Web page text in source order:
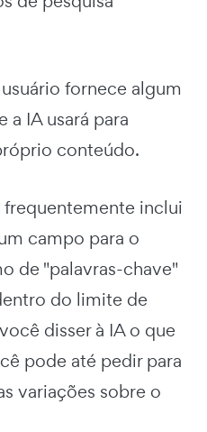
fornece algum
a IA usará para
conteúdo.
inclui
campo para o
de "palavras-chave"
do limite de
disser à IA o que
pode até pedir para
variações sobre o